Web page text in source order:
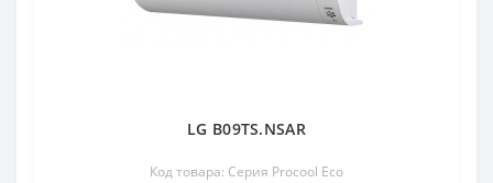
LG B09TS.NSAR
Код товара: Серия Procool Eco